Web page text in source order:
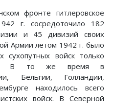
фронте гитлеровское
г. сосредоточило 182
и 45 дивизий своих
Армии летом 1942 г. было
войск только
В то же время в
Бельгии, Голландии,
находилось всего
войск. В Северной